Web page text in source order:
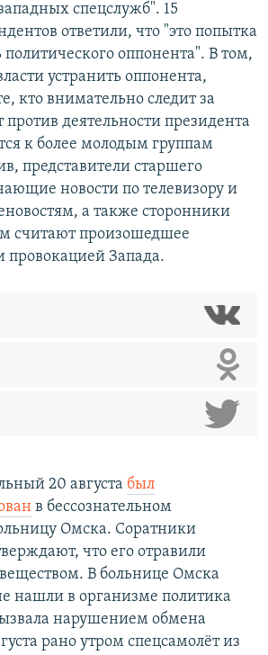
спецслужб". 15
ответили, что "это попытка
политического оппонента". В том,
устранить оппонента,
кто внимательно следит за
против деятельности президента
к более молодым группам
представители старшего
новости по телевизору и
а также сторонники
считают произошедшее
провокацией Запада.
20 августа был
в бессознательном
Омска. Соратники
что его отравили
В больнице Омска
нашли в организме политика
нарушением обмена
рано утром спецсамолёт из